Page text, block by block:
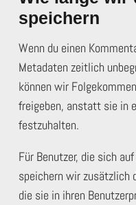
speichern
Wenn du einen
Metadaten zeitlich
können wir
freigeben, anstatt sie in
festzuhalten.
Für Benutzer, die sich
speichern wir zusätzlich
die sie in ihren